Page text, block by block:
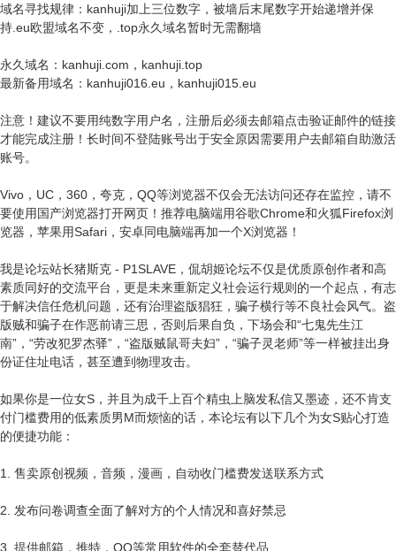
域名寻找规律：kanhuji加上三位数字，被墙后末尾数字开始递增并保
持.eu欧盟域名不变，.top永久域名暂时无需翻墙
永久域名：kanhuji.com，kanhuji.top
最新备用域名：kanhuji016.eu，kanhuji015.eu
注意！建议不要用纯数字用户名，注册后必须去邮箱点击验证邮件的链接
才能完成注册！长时间不登陆账号出于安全原因需要用户去邮箱自助激活
账号。
Vivo，UC，360，夸克，QQ等浏览器不仅会无法访问还存在监控，请不
要使用国产浏览器打开网页！推荐电脑端用谷歌Chrome和火狐Firefox浏
览器，苹果用Safari，安卓同电脑端再加一个X浏览器！
我是论坛站长猪斯克 - P1SLAVE，侃胡姬论坛不仅是优质原创作者和高
素质同好的交流平台，更是未来重新定义社会运行规则的一个起点，有志
于解决信任危机问题，还有治理盗版猖狂，骗子横行等不良社会风气。盗
版贼和骗子在作恶前请三思，否则后果自负，下场会和“七鬼先生江
南”，“劳改犯罗杰驿”，“盗版贼鼠哥夫妇”，“骗子灵老师”等一样被挂出身
份证住址电话，甚至遭到物理攻击。
如果你是一位女S，并且为成千上百个精虫上脑发私信又墨迹，还不肯支
付门槛费用的低素质男M而烦恼的话，本论坛有以下几个为女S贴心打造
的便捷功能：
1. 售卖原创视频，音频，漫画，自动收门槛费发送联系方式
2. 发布问卷调查全面了解对方的个人情况和喜好禁忌
3. 提供邮箱，推特，QQ等常用软件的全套替代品